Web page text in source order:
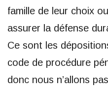
famille de leur choix
assurer la défense
Ce sont les
code de procédure
donc nous n’allons